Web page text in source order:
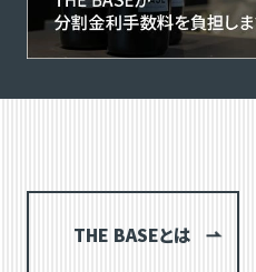
THE BASEとは